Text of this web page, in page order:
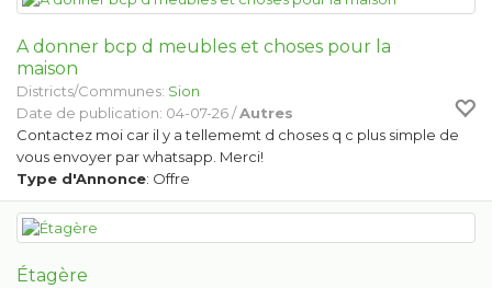
A donner bcp d meubles et choses pour la
maison
Districts/Communes: Sion
Date de publication: 04-07-26 /Autres
Contactez moi car il y a tellememt d choses q c plus simple de
vous envoyer par whatsapp. Merci!
Type d'Annonce: Offre
Étagère